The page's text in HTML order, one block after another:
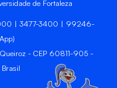
de Fortaleza
| 3477-3400 | 99246-
- CEP 60811-905 -